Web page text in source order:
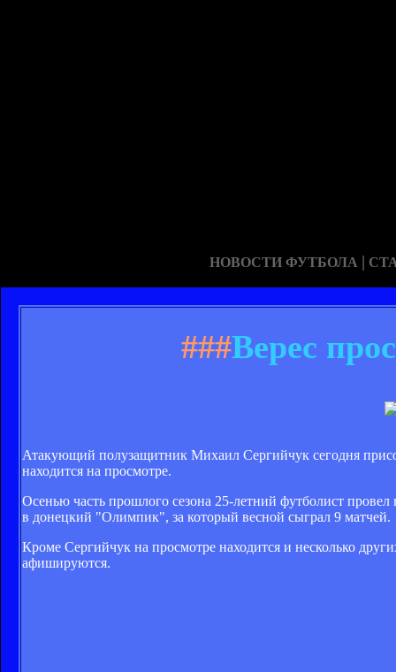
НОВОСТИ ФУТБОЛА |
###Верес
Атакующий полузащитник Михаил Сергийчук сегодня
находится на просмотре.
Осенью часть прошлого сезона 25-летний футболист
в донецкий "Олимпик", за который весной сыграл 9 матчей.
Кроме Сергийчук на просмотре находится и несколько
афишируются.